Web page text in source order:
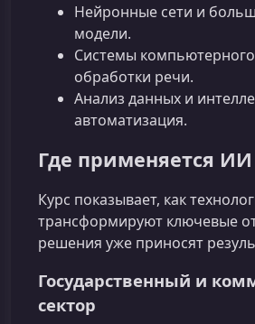
Нейронные сети и
модели.
Системы
обработки речи.
Анализ данных и
автоматизация.
Где применяется ИИ
Курс показывает, как
трансформируют ключевые
решения уже приносят
Государственный и
сектор